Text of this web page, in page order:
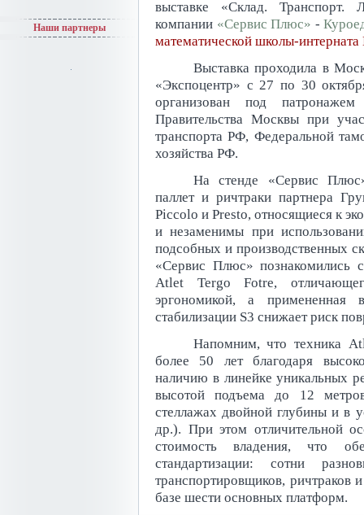
Наши партнеры
выставке «Склад. Транспорт.
компании «Сервис Плюс» -
математической школы-
Выставка проходила в
«Экспоцентр» с 27 по 30
организован под
Правительства Москвы при
транспорта РФ, Федеральной
хозяйства РФ.
На стенде «Сервис
паллет и ричтраки партнера
Piccolo и Presto, относящиеся к
и незаменимы при
подсобных и производственных
«Сервис Плюс» познакомились
Atlet Tergo Fotre,
эргономикой, а примененная
стабилизации S3 снижает риск
Напомним, что техника
более 50 лет благодаря
наличию в линейке уникальных
высотой подъема до 12
стеллажах двойной глубины и в
др.). При этом отличительной
стоимость владения, что
стандартизации: сотни
транспортировщиков, ричтраков
базе шести основных платформ.